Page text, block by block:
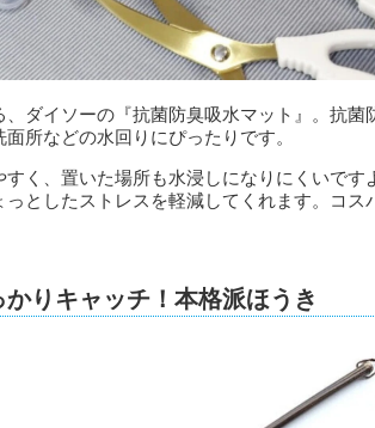
ダイソーの『抗菌防臭吸水マット』。抗菌
所などの水回りにぴったりです。
く、置いた場所も水浸しになりにくいです
としたストレスを軽減してくれます。コス
りキャッチ！本格派ほうき